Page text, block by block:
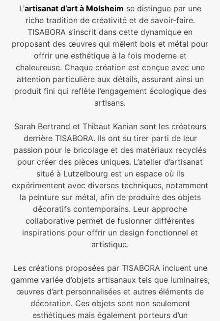
L’artisanat d’art à Molsheim se distingue par une
riche tradition de créativité et de savoir-faire.
TISABORA s’inscrit dans cette dynamique en
proposant des œuvres qui mêlent bois et métal pour
offrir une esthétique à la fois moderne et
chaleureuse. Chaque création est conçue avec une
attention particulière aux détails, assurant ainsi un
produit fini qui reflète l’engagement écologique des
artisans.
Sarah Bertrand et Thibaut Kanian sont les créateurs
derrière TISABORA. Ils ont su tirer parti de leur
passion pour le bricolage et des matériaux recyclés
pour créer des pièces uniques. L’atelier d’artisanat
situé à Lutzelbourg est un espace où ils
expérimentent avec diverses techniques, notamment
la peinture sur métal, afin de produire des objets
décoratifs contemporains. Leur approche
collaborative permet de fusionner différentes
inspirations pour offrir un design fonctionnel et
artistique.
Les créations proposées par TISABORA incluent une
gamme variée d’objets artisanaux tels que luminaires,
œuvres d’art personnalisées et autres éléments de
décoration. Ces objets sont non seulement
esthétiques mais également porteurs d’un